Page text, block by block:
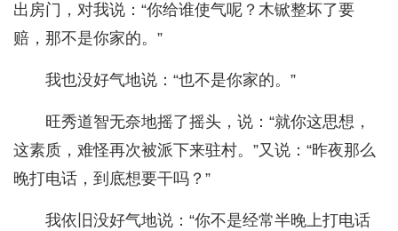
出房门，对我说：“你给谁使气呢？木锨整坏了要
赔，那不是你家的。”
我也没好气地说：“也不是你家的。”
旺秀道智无奈地摇了摇头，说：“就你这思想，
这素质，难怪再次被派下来驻村。”又说：“昨夜那么
晚打电话，到底想要干吗？”
我依旧没好气地说：“你不是经常半晚上打电话